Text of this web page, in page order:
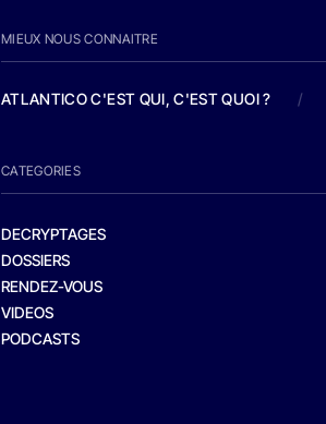
MIEUX NOUS CONNAITRE
ATLANTICO C'EST QUI, C'EST QUOI ? /
CATEGORIES
DECRYPTAGES
DOSSIERS
RENDEZ-VOUS
VIDEOS
PODCASTS